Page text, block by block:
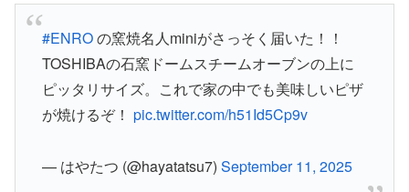
#ENROの窯焼名人miniがさっそく届いた！！
TOSHIBAの石窯ドームスチームオーブンの上に
ピッタリサイズ。これで家の中でも美味しいピザ
が焼けるぞ！ pic.twitter.com/h51Id5Cp9v
— はやたつ (@hayatatsu7) September 11, 2025